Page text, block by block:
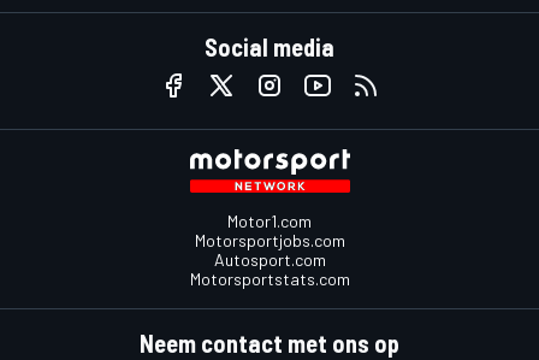
Social media
Motor1.com
Motorsportjobs.com
Autosport.com
Motorsportstats.com
Neem contact met ons op